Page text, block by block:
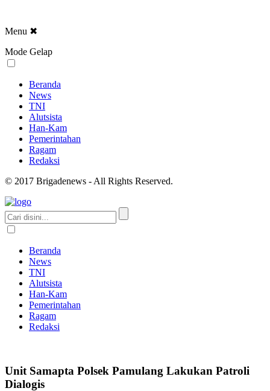
Menu ✖
Mode Gelap
Beranda
News
TNI
Alutsista
Han-Kam
Pemerintahan
Ragam
Redaksi
© 2017 Brigadenews - All Rights Reserved.
Beranda
News
TNI
Alutsista
Han-Kam
Pemerintahan
Ragam
Redaksi
Unit Samapta Polsek Pamulang Lakukan Patroli
Dialogis